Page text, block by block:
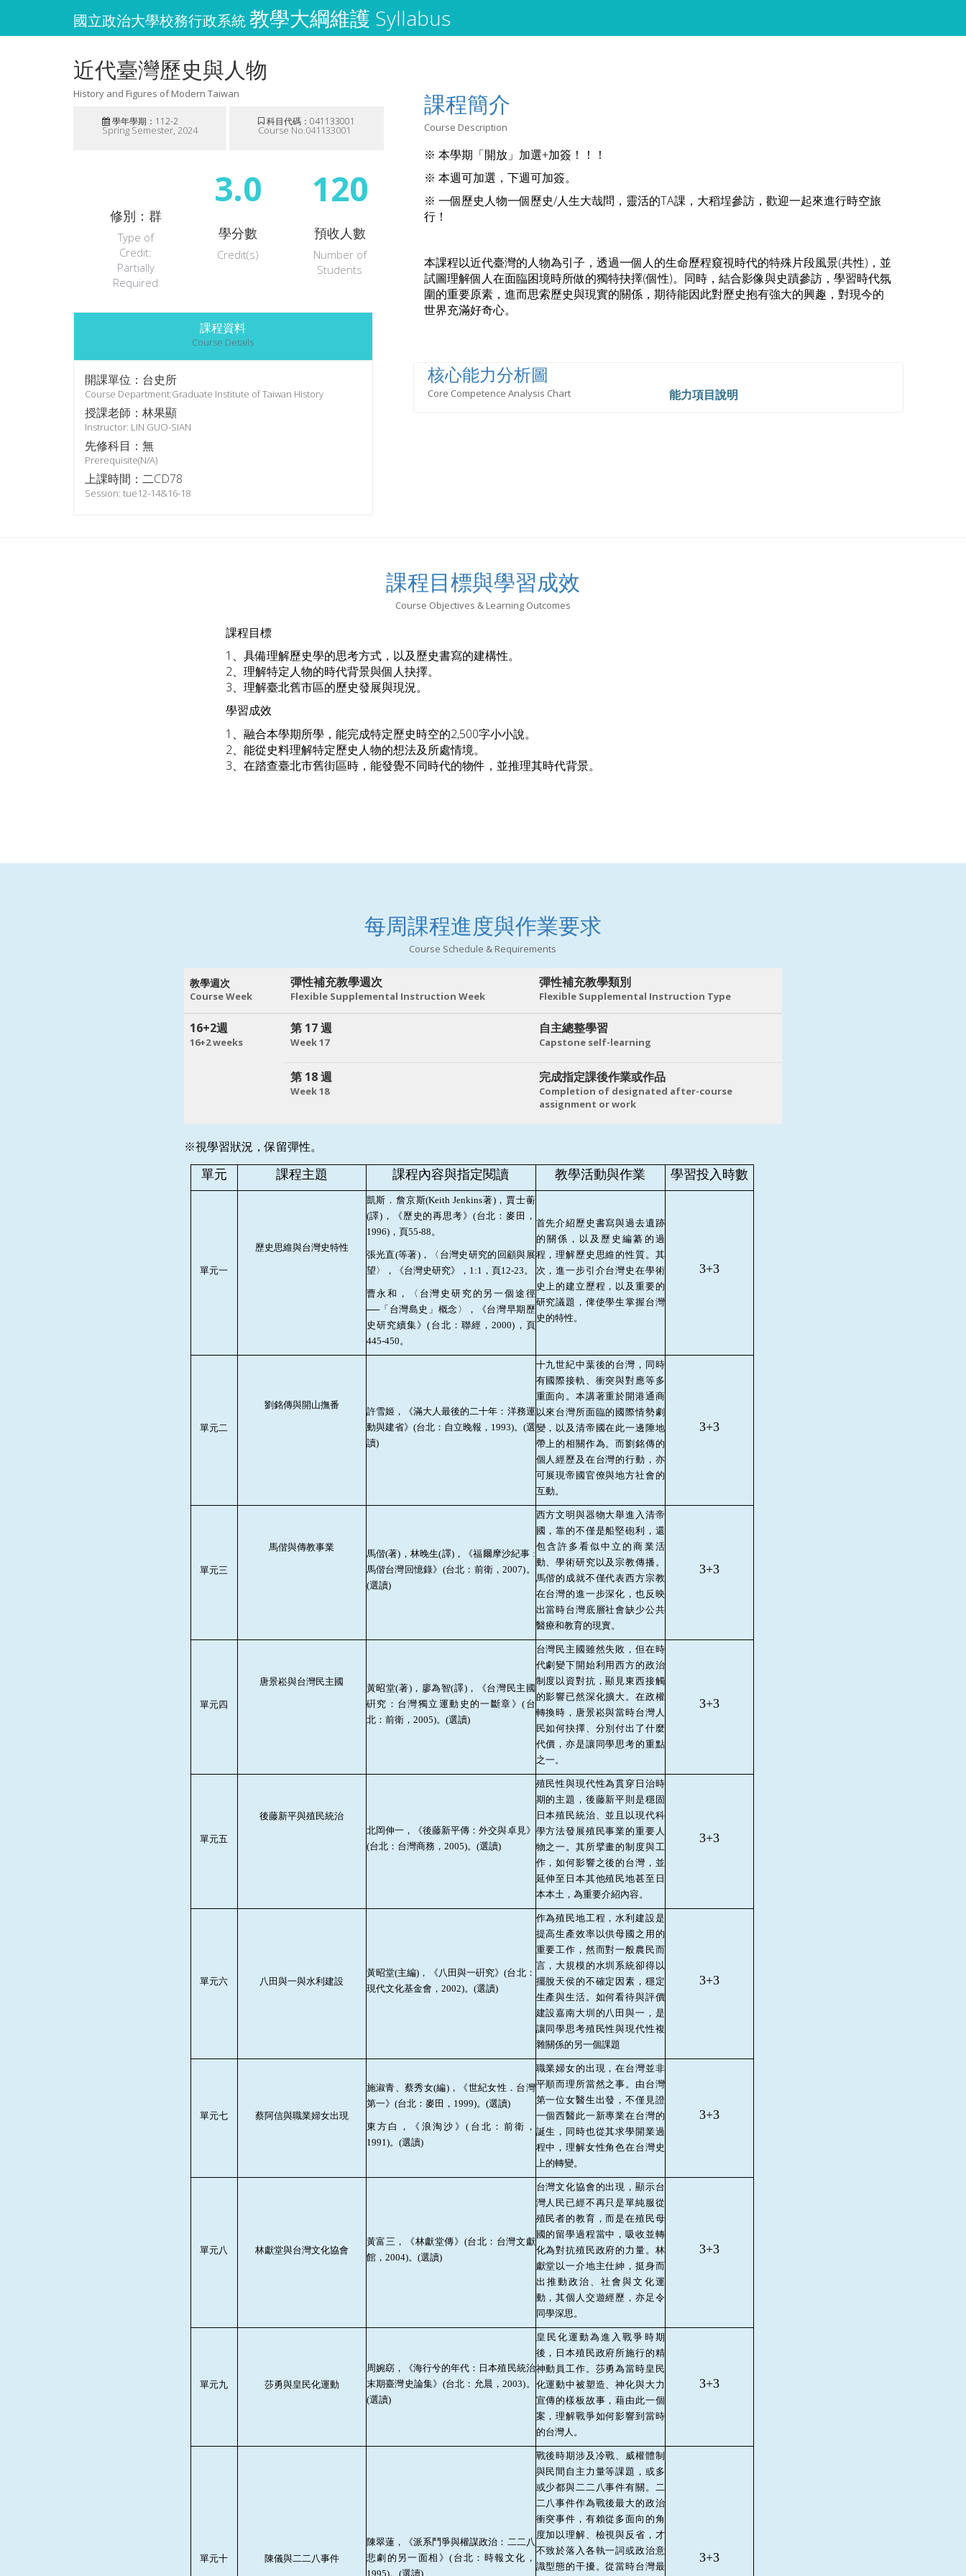
國立政治大學校務行政系統教學大綱維護 Syllabus
近代臺灣歷史與人物
History and Figures of Modern Taiwan
學年學期：112-2
Spring Semester, 2024
科目代碼：041133001
Course No.041133001
修別：群
Type of
Credit:
Partially
Required
3.0
學分數
Credit(s)
120
預收人數
Number of
Students
課程資料
Course Details
開課單位：台史所
Course Department:Graduate Institute of Taiwan History
授課老師：林果顯
Instructor: LIN GUO-SIAN
先修科目：無
Prerequisite(N/A)
上課時間：二CD78
Session: tue12-14&16-18
課程簡介
Course Description
※ 本學期「開放」加選+加簽！！！
※ 本週可加選，下週可加簽。
※ 一個歷史人物一個歷史/人生大哉問，靈活的TA課，大稻埕參訪， 歡迎一起來進行時空旅
行！
本課程以近代臺灣的人物為引子，透過一個人的生命歷程窺視時代的特殊片段風景(共性)，並
試圖理解個人在面臨困境時所做的獨特抉擇(個性)。同時，結合影像與史蹟參訪，學習時代氛
圍的重要原素，進而思索歷史與現實的關係，期待能因此對歷史抱有強大的興趣，對現今的
世界充滿好奇心。
核心能力分析圖
Core Competence Analysis Chart 能力項目說明
課程目標與學習成效
Course Objectives & Learning Outcomes
課程目標
1 、具備理解歷史學的思考方式，以及歷史書寫的建構性。
2、理解特定人物的時代背景與個人抉擇。
3、理解臺北舊市區的歷史發展與現況。
學習成效
1 、融合本學期所學，能完成特定歷史時空的2,500字小小說。
2、能從史料理解特定歷史人物的想法及所處情境。
3、在踏查臺北市舊街區時，能發覺不同時代的物件，並推理其時代背景。
每周課程進度與作業要求
Course Schedule & Requirements
教學週次
Course Week
彈性補充教學週次
Flexible Supplemental Instruction Week
彈性補充教學類別
Flexible Supplemental Instruction Type
16+2週
16+2 weeks
第 17 週
Week 17
自主總整學習
Capstone self-learning
第 18 週
Week 18
完成指定課後作業或作品
Completion of designated after-course
assignment or work
※視學習狀況，保留彈性。
單元 課程主題 課程內容與指定閱讀 教學活動與作業 學習投入時數
單元一
歷史思維與台灣史特性
凱斯．詹京斯(Keith Jenkins著)，賈士蘅
(譯) ，《歷史的再思考》 (台北：麥田，
1996)，頁55-88 。
張光直(等著)，〈台灣史研究的回顧與展
望〉，《台灣史研究》， 1:1 ，頁12-23 。
曹永和，〈台灣史研究的另一個途徑
──「台灣島史」概念〉，《台灣早期歷
史研究續集》( 台北：聯經，2000) ，頁
445-450 。
首先介紹歷史書寫與過去遺跡
的關係，以及歷史編纂的過
程，理解歷史思維的性質。其
次，進一步引介台灣史在學術
史上的建立歷程，以及重要的
研究議題，俾使學生掌握台灣
史的特性。
3+3
單元二
劉銘傳與開山撫番
許雪姬，《滿大人最後的二十年：洋務運
動與建省》 (台北：自立晚報， 1993)。 (選
讀)
十九世紀中葉後的台灣，同時
有國際接軌、衝突與對應等多
重面向。本講著重於開港通商
以來台灣所面臨的國際情勢劇
變，以及清帝國在此一邊陲地
帶上的相關作為。而劉銘傳的
個人經歷及在台灣的行動，亦
可展現帝國官僚與地方社會的
互動。
3+3
單元三
馬偕與傳教事業
馬偕(著) ，林晚生(譯)，《福爾摩沙紀事 :
馬偕台灣回憶錄》 (台北：前衛，2007) 。
(選讀)
西方文明與器物大舉進入清帝
國，靠的不僅是船堅砲利，還
包含許多看似中立的商業活
動、學術研究以及宗教傳播。
馬偕的成就不僅代表西方宗教
在台灣的進一步深化，也反映
出當時台灣底層社會缺少公共
醫療和教育的現實。
3+3
單元四
唐景崧與台灣民主國
黃昭堂(著)，廖為智(譯)，《台灣民主國
硏究：台灣獨立運動史的一斷章》( 台
北：前衛， 2005)。 (選讀)
台灣民主國雖然失敗，但在時
代劇變下開始利用西方的政治
制度以資對抗，顯見東西接觸
的影響已然深化擴大。在政權
轉換時，唐景崧與當時台灣人
民如何抉擇、分別付出了什麼
代價，亦是讓同學思考的重點
之一。
3+3
單元五
後藤新平與殖民統治
北岡伸一，《後藤新平傳：外交與卓見》
(台北：台灣商務， 2005)。 (選讀)
殖民性與現代性為貫穿日治時
期的主題，後藤新平則是穩固
日本殖民統治、並且以現代科
學方法發展殖民事業的重要人
物之一。其所擘畫的制度與工
作，如何影響之後的台灣，並
延伸至日本其他殖民地甚至日
本本土，為重要介紹內容。
3+3
單元六 八田與一與水利建設
黃昭堂(主編) ，《八田與一硏究》(台北：
現代文化基金會， 2002)。 (選讀)
作為殖民地工程，水利建設是
提高生產效率以供母國之用的
重要工作，然而對一般農民而
言，大規模的水圳系統卻得以
擺脫天侯的不確定因素，穩定
生產與生活。如何看待與評價
建設嘉南大圳的八田與一，是
讓同學思考殖民性與現代性複
雜關係的另一個課題
3+3
單元七 蔡阿信與職業婦女出現
施淑青、蔡秀女(編)，《世紀女性．台灣
第一》 (台北：麥田， 1999)。 (選讀)
東方白，《浪淘沙》( 台北：前衛，
1991)。 (選讀)
職業婦女的出現，在台灣並非
平順而理所當然之事。由台灣
第一位女醫生出發，不僅見證
一個西醫此一新專業在台灣的
誕生，同時也從其求學開業過
程中，理解女性角色在台灣史
上的轉變。
3+3
單元八 林獻堂與台灣文化協會
黃富三，《林獻堂傳》 (台北：台灣文獻
館， 2004)。 (選讀)
台灣文化協會的出現，顯示台
灣人民已經不再只是單純服從
殖民者的教育，而是在殖民母
國的留學過程當中，吸收並轉
化為對抗殖民政府的力量。林
獻堂以一介地主仕紳，挺身而
出推動政治、社會與文化運
動，其個人交遊經歷，亦足令
同學深思。
3+3
單元九 莎勇與皇民化運動
周婉窈，《海行兮的年代：日本殖民統治
末期臺灣史論集》 (台北：允晨，2003) 。
(選讀)
皇民化運動為進入戰爭時期
後，日本殖民政府所施行的精
神動員工作。莎勇為當時皇民
化運動中被塑造、神化與大力
宣傳的樣板故事，藉由此一個
案，理解戰爭如何影響到當時
的台灣人。
3+3
單元十 陳儀與二二八事件
陳翠蓮，《派系鬥爭與權謀政治：二二八
悲劇的另一面相》( 台北：時報文化，
1995)。 (選讀)
戰後時期涉及冷戰、威權體制
與民間自主力量等課題，或多
或少都與二二八事件有關。二
二八事件作為戰後最大的政治
衝突事件，有賴從多面向的角
度加以理解、檢視與反省，才
不致於落入各執一詞或政治意
識型態的干擾。從當時台灣最
3+3